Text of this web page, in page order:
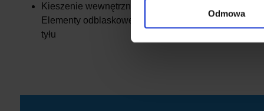
reklamowym i
Odmowa
Kieszenie wewnętrzne
Elementy odblaskowe (bez funkcji ochronnych/bez
tyłu